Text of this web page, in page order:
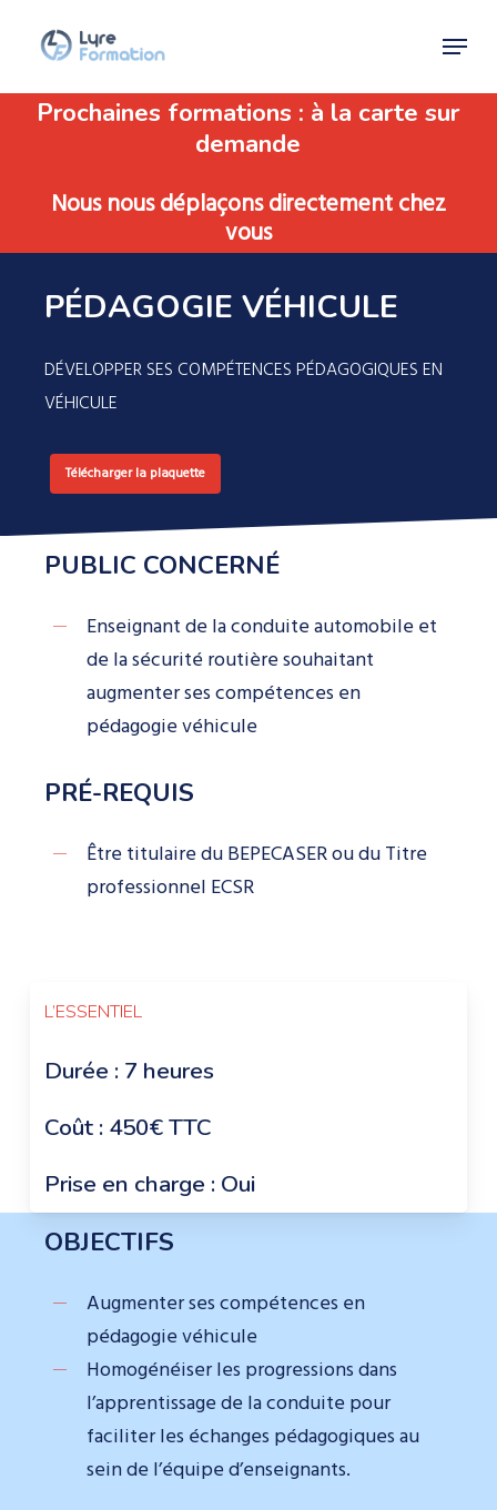
content
Menu
Prochaines formations : à la carte sur
demande
Nous nous déplaçons directement chez
vous
PÉDAGOGIE VÉHICULE
DÉVELOPPER SES COMPÉTENCES PÉDAGOGIQUES EN
VÉHICULE
Télécharger la plaquette
PUBLIC CONCERNÉ
Enseignant de la conduite automobile et
de la sécurité routière souhaitant
augmenter ses compétences en
pédagogie véhicule
PRÉ-REQUIS
Être titulaire du BEPECASER ou du Titre
professionnel ECSR
L’ESSENTIEL
Durée : 7 heures
Coût : 450€ TTC
Prise en charge : Oui
OBJECTIFS
Augmenter ses compétences en
pédagogie véhicule
Homogénéiser les progressions dans
l’apprentissage de la conduite pour
faciliter les échanges pédagogiques au
sein de l’équipe d’enseignants.
Menu